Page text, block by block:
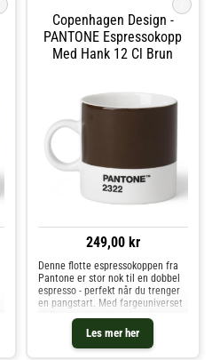
Copenhagen Design -
PANTONE Espressokopp
Med Hank 12 Cl Brun
249,00 kr
Les mer her
Denne flotte espressokoppen fra
Pantone er stor nok til en dobbel
espresso - perfekt når du trenger
en pangstart. Med fargeuniverset
til Pantone kan du velge din
personlige farge til
favorittkoppen. Hver kopp er i
fineste benporselen.